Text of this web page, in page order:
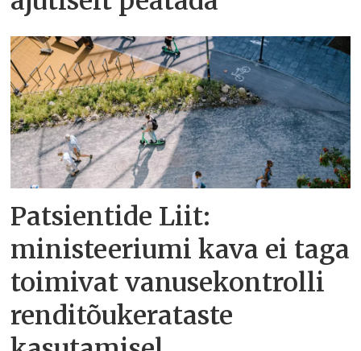
Patsientide Liit:
ministeeriumi kava ei taga
toimivat vanusekontrolli
renditõukerataste